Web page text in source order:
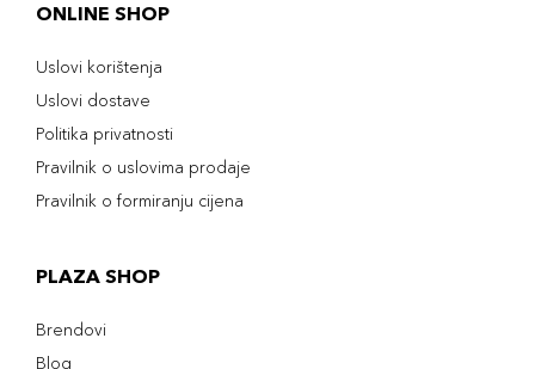
ONLINE SHOP
Uslovi korištenja
Uslovi dostave
Politika privatnosti
Pravilnik o uslovima prodaje
Pravilnik o formiranju cijena
PLAZA SHOP
Brendovi
Blog